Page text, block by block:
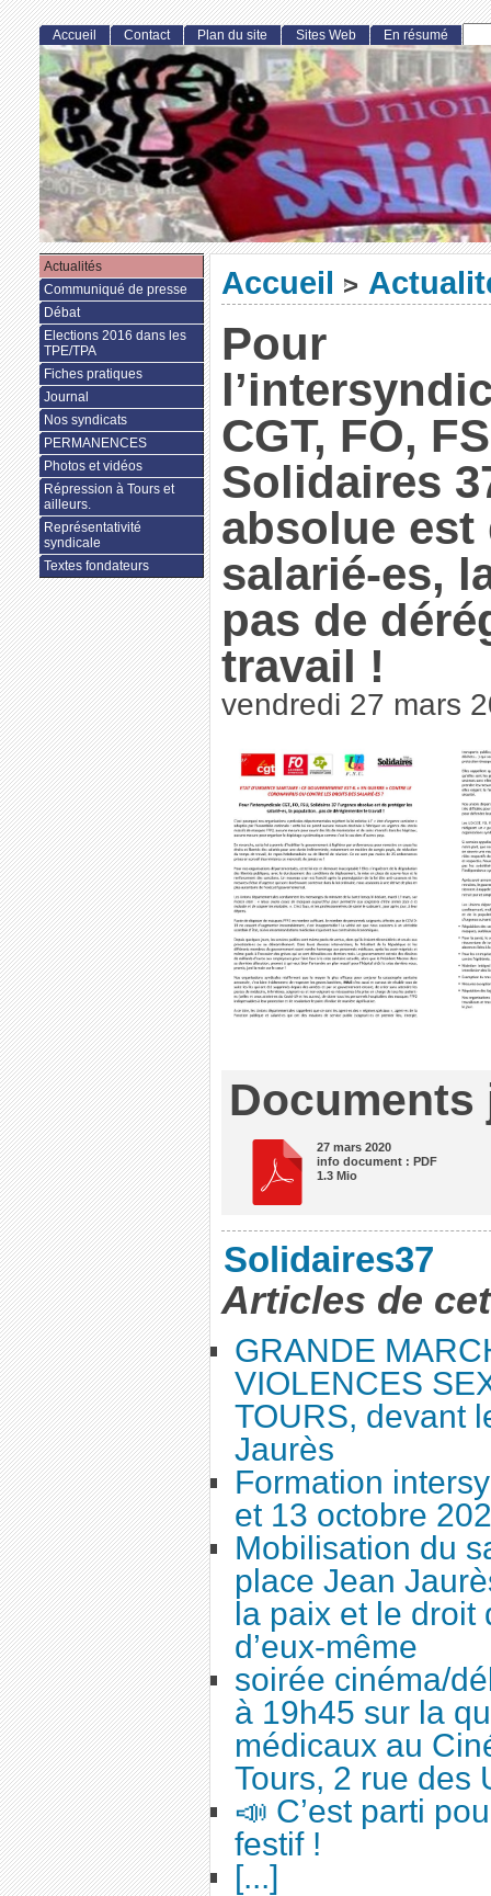
Accueil >
Pour
CGT, FO,
Solidaires
absolue est
salarié-es,
pas de
travail !
vendredi 27 mars
Documents
27 mars 2020
info document : PDF
1.3 Mio
Solidaires37
Articles de
GRANDE
VIOLENCES
TOURS, devant
Jaurès
Formation
et 13 octobre
Mobilisation du
place Jean
la paix et le droit
d’eux-même
soirée cinéma/
à 19h45 sur la
médicaux au
Tours, 2 rue des
📣 C’est parti
festif !
[...]
Accueil Contact Plan du site Sites Web En résumé
Actualités
Communiqué de presse
Débat
Elections 2016 dans les
TPE/TPA
Fiches pratiques
Journal
Nos syndicats
PERMANENCES
Photos et vidéos
Répression à Tours et
ailleurs.
Représentativité
syndicale
Textes fondateurs